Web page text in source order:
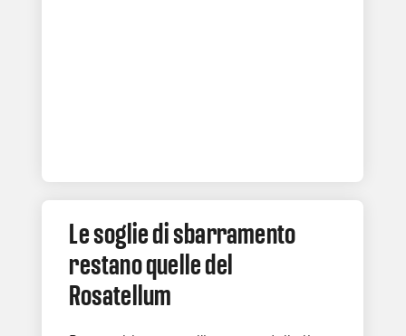
Le soglie di sbarramento
restano quelle del
Rosatellum